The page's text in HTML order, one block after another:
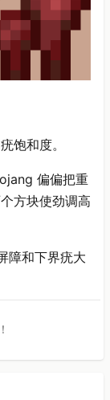
饱和度。
偏偏把重
方块使劲调高
障和下界疣大